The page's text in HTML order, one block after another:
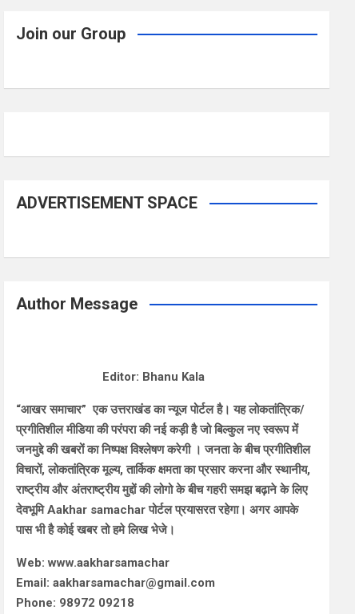
Join our Group
ADVERTISEMENT SPACE
Author Message
Editor: Bhanu Kala
“आखर समाचार” एक उत्तराखंड का न्यूज पोर्टल है। यह लोकतांत्रिक/
प्रगीतिशील मीडिया की परंपरा की नई कड़ी है जो बिल्कुल नए स्वरूप में
जनमुद्दे की खबरों का निष्पक्ष विश्लेषण करेगी । जनता के बीच प्रगीतिशील
विचारों, लोकतांत्रिक मूल्य, तार्किक क्षमता का प्रसार करना और स्थानीय,
राष्ट्रीय और अंतराष्ट्रीय मुद्दों की लोगो के बीच गहरी समझ बढ़ाने के लिए
देवभूमि Aakhar samachar पोर्टल प्रयासरत रहेगा। अगर आपके
पास भी है कोई खबर तो हमे लिख भेजे।
Web: www.aakharsamachar
Email: aakharsamachar@gmail.com
Phone: 98972 09218